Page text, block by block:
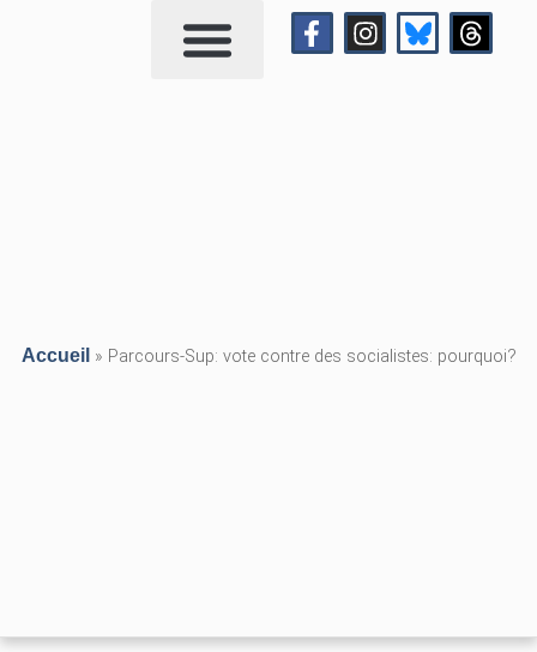
Accueil » Parcours-Sup: vote contre des socialistes: pourquoi?